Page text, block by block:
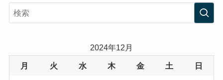
e
2024年12月
月 火 水 木 金 土 日